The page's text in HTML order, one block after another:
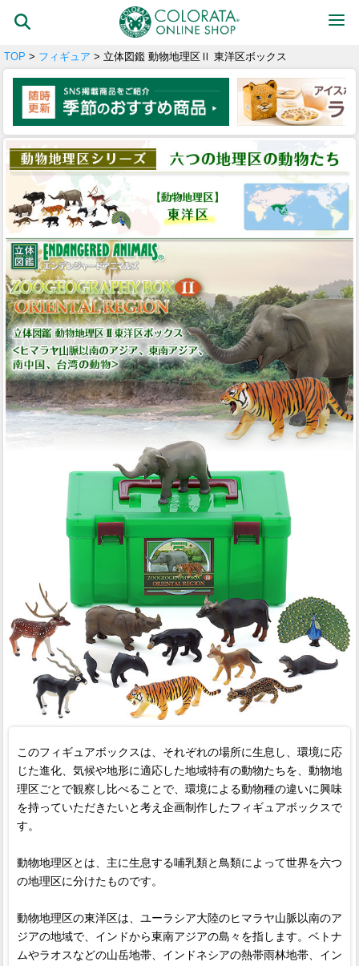
TOP > フィギュア > 立体図鑑 動物地理区Ⅱ 東洋区ボックス
このフィギュアボックスは、それぞれの場所に生息し、環境に応
じた進化、気候や地形に適応した地域特有の動物たちを、動物地
理区ごとで観察し比べることで、環境による動物種の違いに興味
を持っていただきたいと考え企画制作したフィギュアボックスで
す。
動物地理区とは、主に生息する哺乳類と鳥類によって世界を六つ
の地理区に分けたものです。
動物地理区の東洋区は、ユーラシア大陸のヒマラヤ山脈以南のア
ジアの地域で、インドから東南アジアの島々を指します。ベトナ
ムやラオスなどの山岳地帯、インドネシアの熱帯雨林地帯、イン